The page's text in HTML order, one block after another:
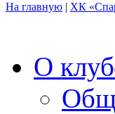
На главную | ХК
О